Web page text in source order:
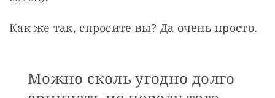
Как же так, спросите вы? Да очень просто.
Можно сколь угодно долго